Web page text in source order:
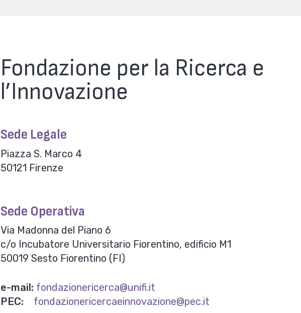
Fondazione per la Ricerca e
l’Innovazione
Sede Legale
Piazza S. Marco 4
50121 Firenze
Sede Operativa
Via Madonna del Piano 6
c/o Incubatore Universitario Fiorentino, edificio M1
50019 Sesto Fiorentino (FI)
e-mail: fondazionericerca@unifi.it
PEC:
fondazionericercaeinnovazione@pec.it